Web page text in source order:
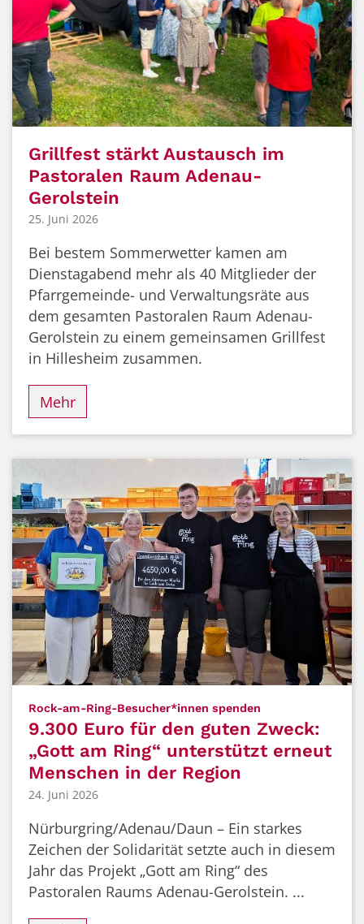
Grillfest stärkt Austausch im
Pastoralen Raum Adenau-
Gerolstein
25. Juni 2026
Bei bestem Sommerwetter kamen am
Dienstagabend mehr als 40 Mitglieder der
Pfarrgemeinde- und Verwaltungsräte aus
dem gesamten Pastoralen Raum Adenau-
Gerolstein zu einem gemeinsamen Grillfest
in Hillesheim zusammen.
Mehr
Rock-am-Ring-Besucher*innen spenden
9.300 Euro für den guten Zweck:
„Gott am Ring“ unterstützt erneut
Menschen in der Region
24. Juni 2026
Nürburgring/Adenau/Daun – Ein starkes
Zeichen der Solidarität setzte auch in diesem
Jahr das Projekt „Gott am Ring“ des
Pastoralen Raums Adenau-Gerolstein. ...